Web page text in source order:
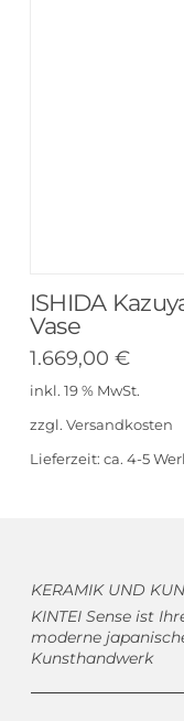
ISHIDA
Vase
1.669,00 €
inkl. 19 % MwSt.
zzgl. Versandkosten
Lieferzeit: ca. 4-5
KERAMIK UND
KINTEI Sense ist
moderne
Kunsthandwerk